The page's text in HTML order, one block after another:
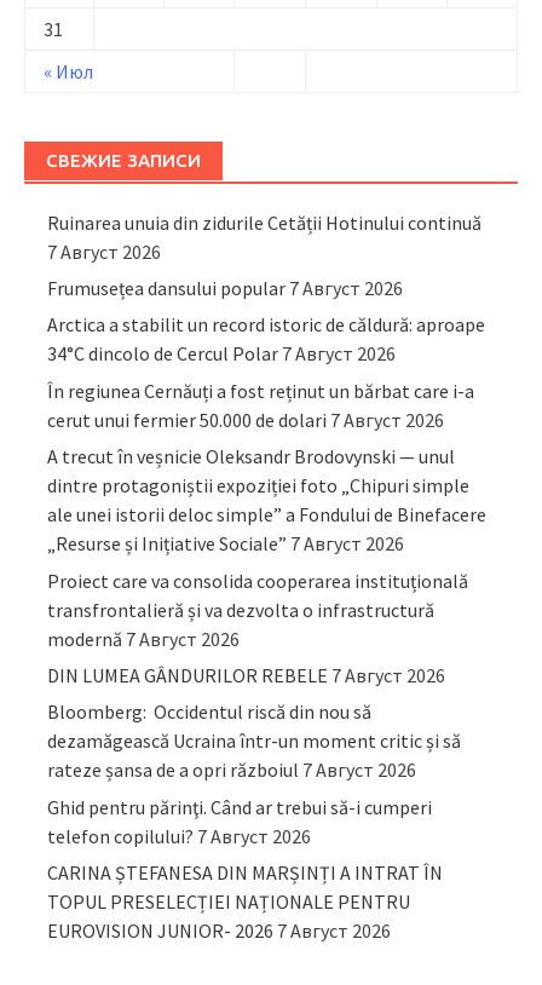
« Июл
31
СВЕЖИЕ ЗАПИСИ
Ruinarea unuia din zidurile Cetății Hotinului continuă
7 Август 2026
Frumusețea dansului popular 7 Август 2026
Arctica a stabilit un record istoric de căldură: aproape
34°C dincolo de Cercul Polar 7 Август 2026
În regiunea Cernăuți a fost reținut un bărbat care i-a
cerut unui fermier 50.000 de dolari 7 Август 2026
A trecut în veșnicie Oleksandr Brodovynski — unul
dintre protagoniștii expoziției foto „Chipuri simple
ale unei istorii deloc simple” a Fondului de Binefacere
„Resurse și Inițiative Sociale” 7 Август 2026
Proiect care va consolida cooperarea instituțională
transfrontalieră și va dezvolta o infrastructură
modernă 7 Август 2026
DIN LUMEA GÂNDURILOR REBELE 7 Август 2026
Bloomberg: Occidentul riscă din nou să
dezamăgească Ucraina într-un moment critic și să
rateze șansa de a opri războiul 7 Август 2026
Ghid pentru părinţi. Când ar trebui să-i cumperi
telefon copilului? 7 Август 2026
CARINA ȘTEFANESA DIN MARȘINȚI A INTRAT ÎN
TOPUL PRESELECȚIEI NAȚIONALE PENTRU
EUROVISION JUNIOR- 2026 7 Август 2026